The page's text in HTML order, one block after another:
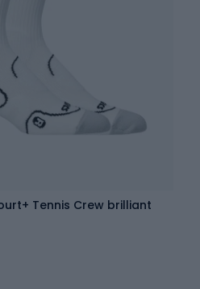
Tennis Crew brilliant